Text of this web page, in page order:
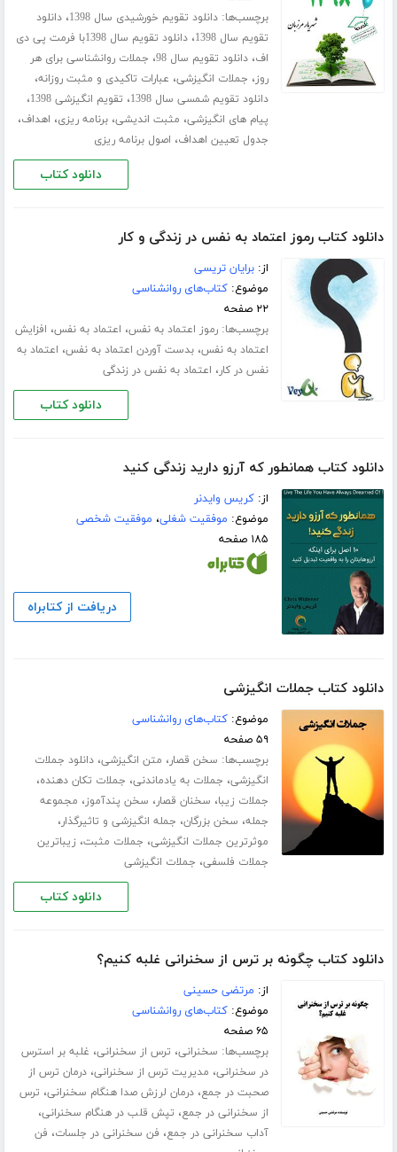
برچسب‌ها:دانلود تقویم خورشیدی سال 1398 ،دانلود
تقویم سال 1398
،
دانلود تقویم سال 1398با فرمت پی دی
اف،دانلود تقویم سال 98 ، جملات روانشناسی برای هر
روز، جملات انگیزشی، عبارات تاکیدی و مثبت روزانه،
دانلود تقویم شمسی سال 1398 ، تقویم انگیزشی 1398 ،
پیام های انگیزشی، مثبت اندیشی،برنامه ریزی، اهداف،
جدول تعیین اهداف، اصول برنامه ریزی
دانلود کتاب
دانلود کتاب رموز اعتماد به نفس در زندگی و کار
از:برایان تریسی
موضوع:کتاب‌های روانشناسی
۲۲ صفحه
برچسب‌ها:رموز اعتماد به نفس، اعتماد به نفس، افزایش
اعتماد به نفس،بدست آوردن اعتماد به نفس، اعتماد به
نفس در کار، اعتماد به نفس در زندگی
دانلود کتاب
دانلود کتاب همانطور که آرزو دارید زندگی کنید
از:کریس وایدنر
موضوع: موفقیت شغلی، موفقیت شخصی
۱۸۵ صفحه
دریافت از کتابراه
دانلود کتاب جملات انگیزشی
موضوع:کتاب‌های روانشناسی
۵۹ صفحه
برچسب‌ها: سخن قصار، متن انگیزشی،دانلود جملات
انگیزشی، جملات به یادماندنی، جملات تکان دهنده،
جملات زیبا، سخنان قصار، سخن پندآموز، مجموعه
جمله، سخن بزرگان، جمله انگیزشی و تاثیرگذار،
موثرترین جملات انگیزشی، جملات مثبت، زیباترین
جملات فلسفی، جملات انگیزشی
دانلود کتاب
دانلود کتاب چگونه بر ترس از سخنرانی غلبه کنیم؟
از: مرتضی حسینی
موضوع:کتاب‌های روانشناسی
۶۵ صفحه
برچسب‌ها: سخنرانی، ترس از سخنرانی، غلبه بر استرس
در سخنرانی، مدیریت ترس از سخنرانی،درمان ترس از
صحبت در جمع،درمان لرزش صدا هنگام سخنرانی، ترس
از سخنرانی در جمع، تپش قلب در هنگام سخنرانی،
آداب سخنرانی در جمع، فن سخنرانی در جلسات، فن